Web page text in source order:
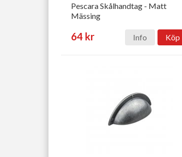
Pescara Skålhandtag - Matt
Mässing
64 kr Info Köp